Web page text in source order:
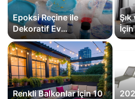
Epoksi Reçine ile
Dekoratif Ev
Aksesuarları Yaparken
En Çok Tercih Edilen
Malzemeler
Renkli Balkonlar İçin 10